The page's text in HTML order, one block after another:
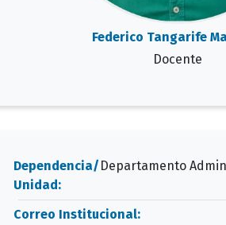
Federico Tangarife
Docente
Dependencia/
Unidad:
Departamento
Correo Institucional: